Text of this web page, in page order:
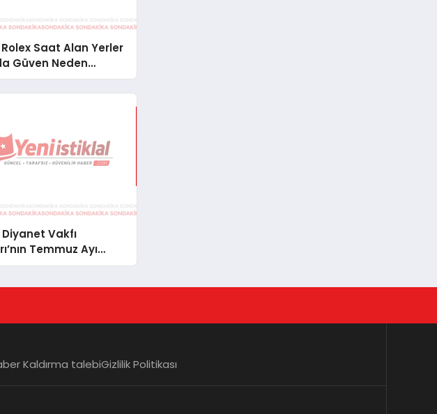
Rolex Saat Alan Yerler
Güven Neden
Vakfı
Temmuz Ayı
Bülent Ata
Kaldırma talebiGizlilik Politikası